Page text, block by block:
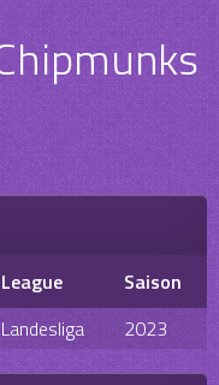
League
Saison
Landesliga 2023